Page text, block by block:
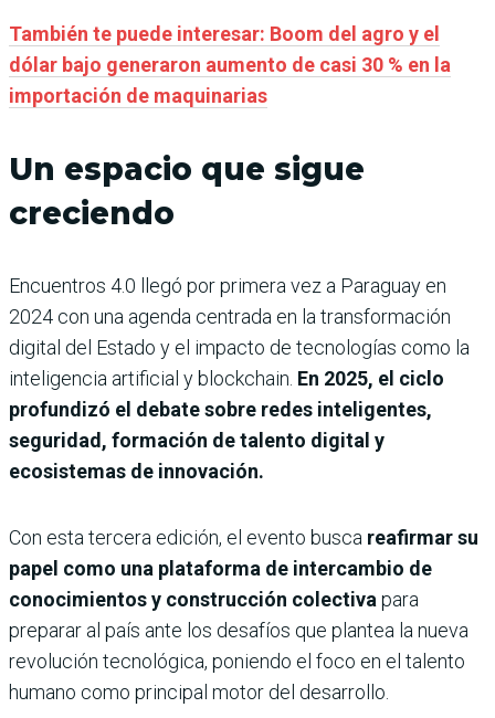
También te puede interesar: Boom del agro y el
dólar bajo generaron aumento de casi 30 % en la
importación de maquinarias
Un espacio que sigue
creciendo
Encuentros 4.0 llegó por primera vez a Paraguay en
2024 con una agenda centrada en la transformación
digital del Estado y el impacto de tecnologías como la
inteligencia artificial y blockchain. En 2025, el ciclo
profundizó el debate sobre redes inteligentes,
seguridad, formación de talento digital y
ecosistemas de innovación.
Con esta tercera edición, el evento busca reafirmar su
papel como una plataforma de intercambio de
conocimientos y construcción colectiva para
preparar al país ante los desafíos que plantea la nueva
revolución tecnológica, poniendo el foco en el talento
humano como principal motor del desarrollo.